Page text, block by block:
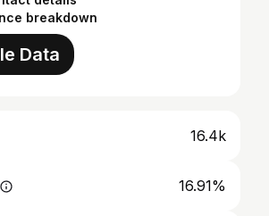
breakdown
Data
16.4k
16.91%